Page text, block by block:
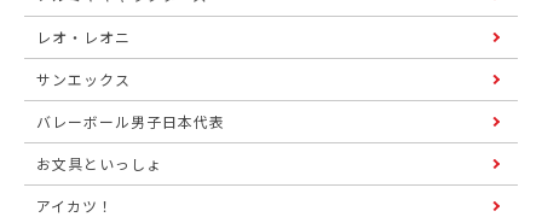
レオ・レオニ
サンエックス
バレーボール男子日本代表
お文具といっしょ
アイカツ！